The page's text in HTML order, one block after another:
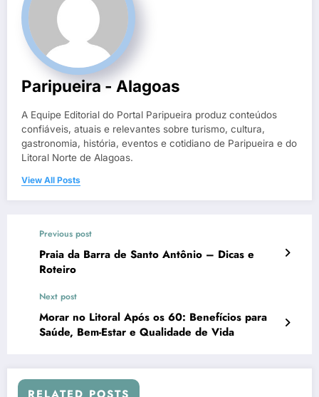
Paripueira - Alagoas
A Equipe Editorial do Portal Paripueira produz conteúdos
confiáveis, atuais e relevantes sobre turismo, cultura,
gastronomia, história, eventos e cotidiano de Paripueira e do
Litoral Norte de Alagoas.
View All Posts
Previous post
Praia da Barra de Santo Antônio – Dicas e
Roteiro
Next post
Morar no Litoral Após os 60: Benefícios para
Saúde, Bem-Estar e Qualidade de Vida